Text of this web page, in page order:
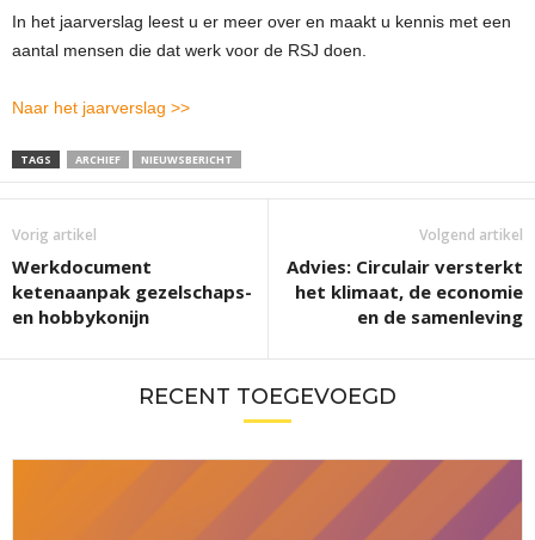
In het jaarverslag leest u er meer over en maakt u kennis met een
aantal mensen die dat werk voor de RSJ doen.
Naar het jaarverslag >>
TAGS ARCHIEF NIEUWSBERICHT
Vorig artikel
Werkdocument
ketenaanpak gezelschaps-
en hobbykonijn
Volgend artikel
Advies: Circulair versterkt
het klimaat, de economie
en de samenleving
RECENT TOEGEVOEGD